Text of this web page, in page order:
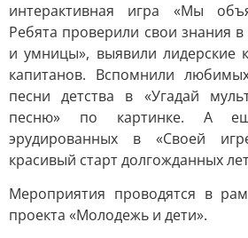
интерактивная игра «Мы
Ребята проверили свои знания
и умницы», выявили лидерские
капитанов. Вспомнили
песни детства в «Угадай
песню» по картинке. А
эрудированных в «Своей
красивый старт долгожданных
Мероприятия проводятся в
проекта «Молодежь и дети».